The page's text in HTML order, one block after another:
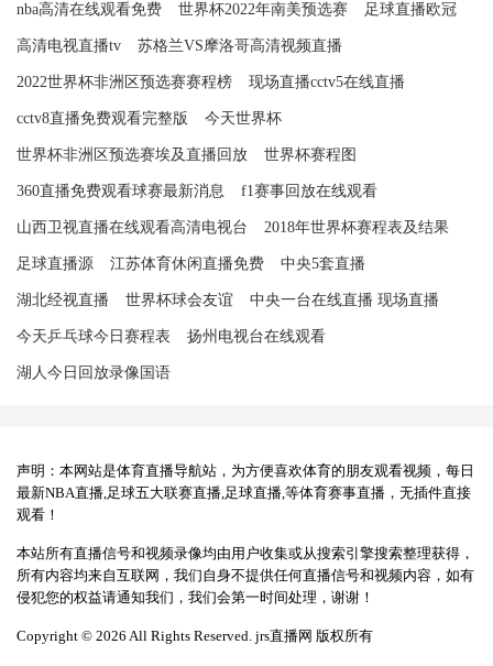
nba高清在线观看免费 世界杯2022年南美预选赛 足球直播欧冠
高清电视直播tv 苏格兰VS摩洛哥高清视频直播
2022世界杯非洲区预选赛赛程榜 现场直播cctv5在线直播
cctv8直播免费观看完整版 今天世界杯
世界杯非洲区预选赛埃及直播回放 世界杯赛程图
360直播免费观看球赛最新消息 f1赛事回放在线观看
山西卫视直播在线观看高清电视台 2018年世界杯赛程表及结果
足球直播源 江苏体育休闲直播免费 中央5套直播
湖北经视直播 世界杯球会友谊 中央一台在线直播 现场直播
今天乒乓球今日赛程表 扬州电视台在线观看
湖人今日回放录像国语
声明：本网站是体育直播导航站，为方便喜欢体育的朋友观看视频，每日
最新NBA直播,足球五大联赛直播,足球直播,等体育赛事直播，无插件直接
观看！
本站所有直播信号和视频录像均由用户收集或从搜索引擎搜索整理获得，
所有内容均来自互联网，我们自身不提供任何直播信号和视频内容，如有
侵犯您的权益请通知我们，我们会第一时间处理，谢谢！
Copyright © 2026 All Rights Reserved. jrs直播网 版权所有